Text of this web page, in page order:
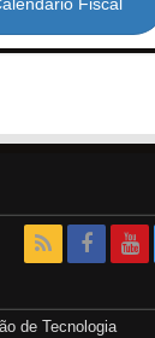
Fiscal
de Tecnologia